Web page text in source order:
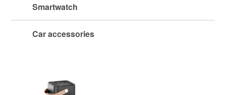
Smartwatch
Car accessories